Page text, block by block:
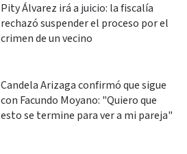
Pity Álvarez irá a juicio: la fiscalía
rechazó suspender el proceso por el
crimen de un vecino
Candela Arizaga confirmó que sigue
con Facundo Moyano: "Quiero que
esto se termine para ver a mi pareja"